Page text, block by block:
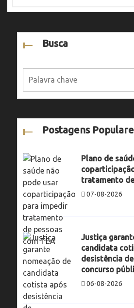
Busca
Postagens
Plano de
tratamento
07-08-2026
Justiça
candidata
desistência
concurso
06-08-2026